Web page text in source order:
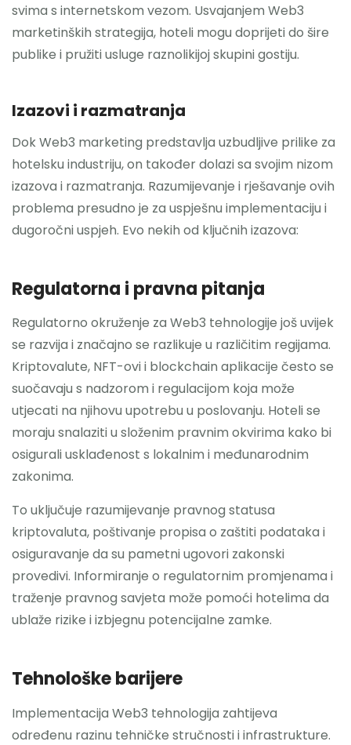
svima s internetskom vezom. Usvajanjem Web3
marketinških strategija, hoteli mogu doprijeti do šire
publike i pružiti usluge raznolikijoj skupini gostiju.
Izazovi i razmatranja
Dok Web3 marketing predstavlja uzbudljive prilike za
hotelsku industriju, on također dolazi sa svojim nizom
izazova i razmatranja. Razumijevanje i rješavanje ovih
problema presudno je za uspješnu implementaciju i
dugoročni uspjeh. Evo nekih od ključnih izazova:
Regulatorna i pravna pitanja
Regulatorno okruženje za Web3 tehnologije još uvijek
se razvija i značajno se razlikuje u različitim regijama.
Kriptovalute, NFT-ovi i blockchain aplikacije često se
suočavaju s nadzorom i regulacijom koja može
utjecati na njihovu upotrebu u poslovanju. Hoteli se
moraju snalaziti u složenim pravnim okvirima kako bi
osigurali usklađenost s lokalnim i međunarodnim
zakonima.
To uključuje razumijevanje pravnog statusa
kriptovaluta, poštivanje propisa o zaštiti podataka i
osiguravanje da su pametni ugovori zakonski
provedivi. Informiranje o regulatornim promjenama i
traženje pravnog savjeta može pomoći hotelima da
ublaže rizike i izbjegnu potencijalne zamke.
Tehnološke barijere
Implementacija Web3 tehnologija zahtijeva
određenu razinu tehničke stručnosti i infrastrukture.